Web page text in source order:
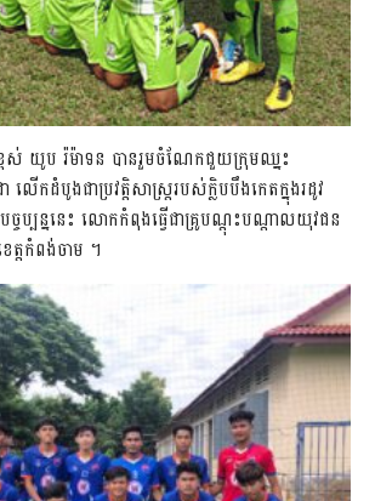
ពស់ យូប រ៉ម៉ាទន បានរួមចំណែកជួយក្រុមឈ្នះ
កដំបូងជាប្រវត្តិសាស្រ្តរបស់ក្លិបបឹងកេតក្នុងរដូវ
ប្បន្ននេះ លោកកំពុងធ្វើជាគ្រូបណ្តុះបណ្តាលយុវជន
តកំពង់ចាម ។